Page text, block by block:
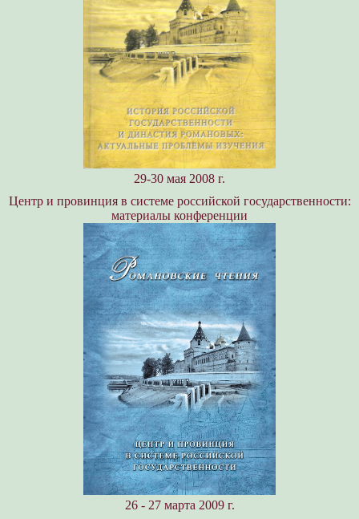
29-30 мая 2008 г.
Центр и провинция в системе российской государственности:
материалы конференции
26 - 27 марта 2009 г.